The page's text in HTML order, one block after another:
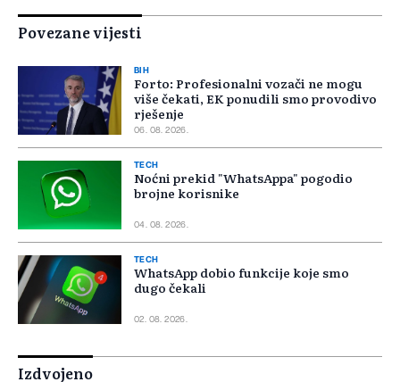
Povezane vijesti
BIH
Forto: Profesionalni vozači ne mogu
više čekati, EK ponudili smo provodivo
rješenje
06. 08. 2026.
TECH
Noćni prekid "WhatsAppa" pogodio
brojne korisnike
04. 08. 2026.
TECH
WhatsApp dobio funkcije koje smo
dugo čekali
02. 08. 2026.
Izdvojeno